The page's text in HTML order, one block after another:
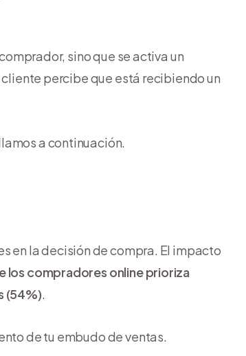
sino que se activa un
percibe que está recibiendo un
a continuación.
en la decisión de compra. El impacto
los compradores online prioriza
(54%).
de tu embudo de ventas.